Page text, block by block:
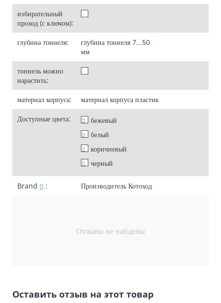
избирательный
проход (с ключом):
глубина тоннеля: глубина тоннеля 7...50
мм
тоннель можно
нарастить:
материал корпуса: материал корпуса пластик
Доступные цвета:
бежевый
белый
коричневый
черный
Brand : Производитель Котоход
Отзывы не найдены
Оставить отзыв на этот товар